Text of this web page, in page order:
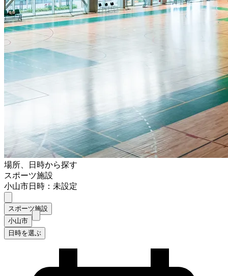
場所、日時から探す
スポーツ施設
小山市日時：未設定
スポーツ施設
小山市
日時を選ぶ